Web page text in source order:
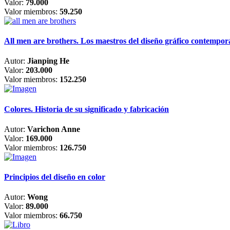
Valor: 79.000
Valor miembros: 59.250
All men are brothers. Los maestros del diseño gráfico
Autor: Jianping He
Valor: 203.000
Valor miembros: 152.250
Colores. Historia de su significado y fabricación
Autor: Varichon Anne
Valor: 169.000
Valor miembros: 126.750
Principios del diseño en color
Autor: Wong
Valor: 89.000
Valor miembros: 66.750